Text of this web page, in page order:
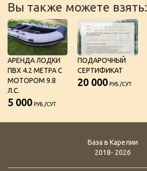
Вы также можете взять:
АРЕНДА ЛОДКИ
ПВХ 4.2 МЕТРА С
МОТОРОМ 9.8
Л.С.
5 000 РУБ./СУТ
ПОДАРОЧНЫЙ
СЕРТИФИКАТ
20 000 РУБ./СУТ
База в Карелии
2018- 2026